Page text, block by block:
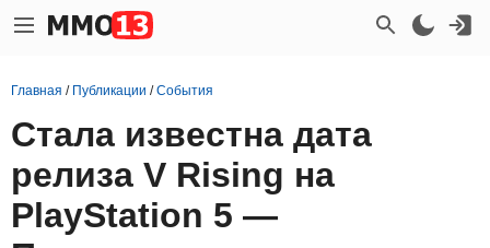
Главная / Публикации /События
Стала известна дата
релиза V Rising на
PlayStation 5 —